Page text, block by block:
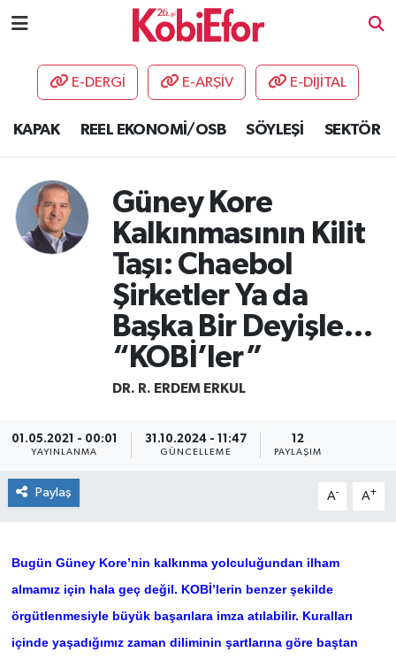
E-DERGİ E-ARŞİV E-DİJİTAL
KAPAK REEL EKONOMİ/OSB SÖYLEŞİ SEKTÖR
Güney Kore
Kalkınmasının Kilit
Taşı: Chaebol
Şirketler Ya da
Başka Bir Deyişle…
“KOBİ’ler”
DR. R. ERDEM ERKUL
01.05.2021 - 00:01
YAYINLANMA
31.10.2024 - 11:47
GÜNCELLEME
12
PAYLAŞIM
Paylaş A- A+
Bugün Güney Kore’nin kalkınma yolculuğundan ilham
almamız için hala geç değil. KOBİ’lerin benzer şekilde
örgütlenmesiyle büyük başarılara imza atılabilir. Kuralları
içinde yaşadığımız zaman diliminin şartlarına göre baştan
AKADEMİ
DESTEK-TEŞVİK
ETKİNLİK
GÜNCEL
HABERLER
ÜLKE
YAŞAM